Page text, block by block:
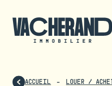
ACCUEIL
LOUER /